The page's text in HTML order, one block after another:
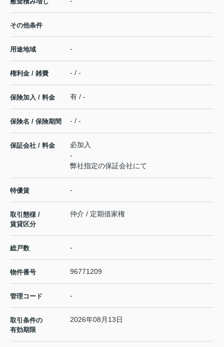
その他条件
用途地域 -
権利金 / 雑費 - / -
保険加入 / 料金 有 / -
保険名 / 保険期間 - / -
保証会社 / 料金
必加入
-
弊社指定の保証会社にて
特優賃 -
取引態様 /
賃貸区分
仲介 / 定期借家権
総戸数 -
物件番号 96771209
管理コード -
取引条件の
有効期限
2026年08月13日